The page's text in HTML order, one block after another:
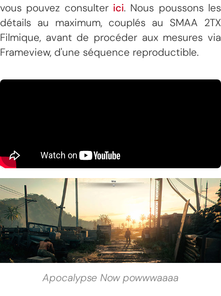
vous pouvez consulter ici. Nous poussons les
détails au maximum, couplés au SMAA 2TX
Filmique, avant de procéder aux mesures via
Frameview, d'une séquence reproductible.
Apocalypse Now powwwaaaa